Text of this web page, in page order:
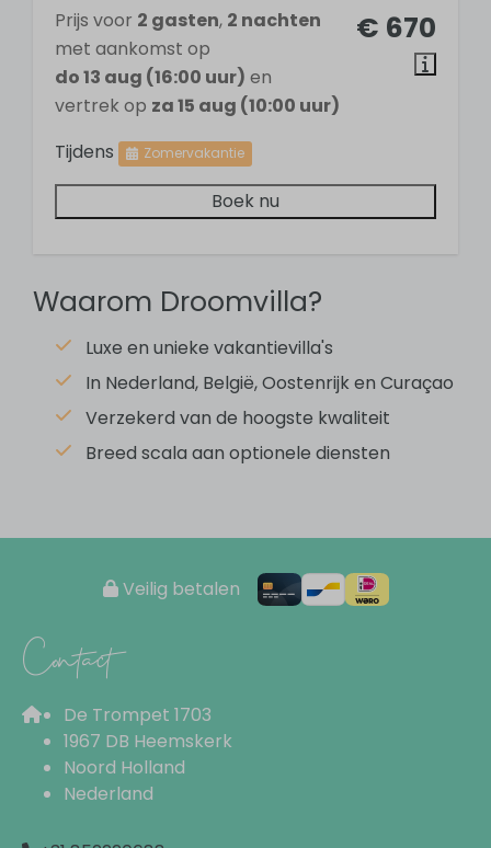
Wastafel
Douche
Toilet
Slaapkamer
1 slaapkamer
Tweepersoonsbed: 1
Gaskookplaat
Afzuigkap
Oven
Koffiemachine (capsules)
Keukengerei
Woonruimte
Zithoek
Flatscreen TV
€ 670
Prijs voor 2 gasten, 2 nachten
met aankomst op
do 13 aug (16:00 uur) en
vertrek op za 15 aug (10:00 uur)
Tijdens
Zomervakantie
Boek nu
Waarom Droomvilla?
Luxe en unieke vakantievilla's
In Nederland, België, Oostenrijk en Curaçao
Verzekerd van de hoogste kwaliteit
Breed scala aan optionele diensten
Veilig betalen
Contact
De Trompet 1703
1967 DB Heemskerk
Noord Holland
Nederland